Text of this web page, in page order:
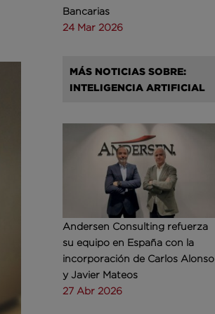
Bancarias
24 Mar 2026
MÁS NOTICIAS SOBRE:
INTELIGENCIA ARTIFICIAL
Andersen Consulting refuerza
su equipo en España con la
incorporación de Carlos Alonso
y Javier Mateos
27 Abr 2026